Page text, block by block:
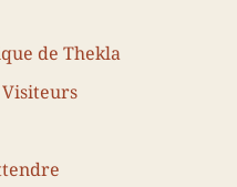
de Thekla